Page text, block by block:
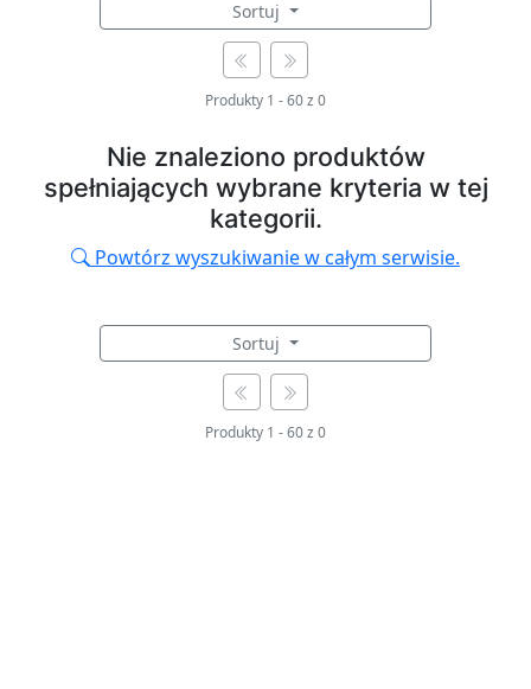
karma dla zwierząt, kawa i herbata oraz wiele
Sortuj
Produkty 1 -60z 0
Nie znaleziono produktów
spełniających wybrane kryteria w tej
kategorii.
Powtórz wyszukiwanie w całym serwisie.
Sortuj
Produkty 1 -60z 0